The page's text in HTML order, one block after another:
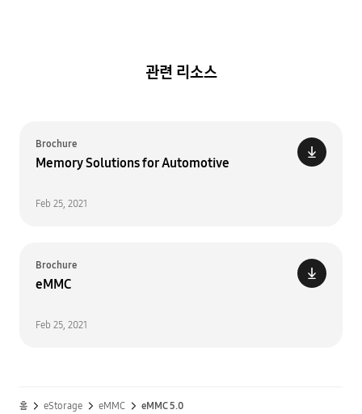
관련 리소스
Brochure
Memory Solutions for Automotive
Feb 25, 2021
Brochure
eMMC
Feb 25, 2021
홈 eStorage eMMC eMMC 5.0